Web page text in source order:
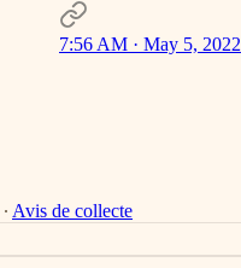
7:56 AM · May 5, 2022
∙ Avis de collecte